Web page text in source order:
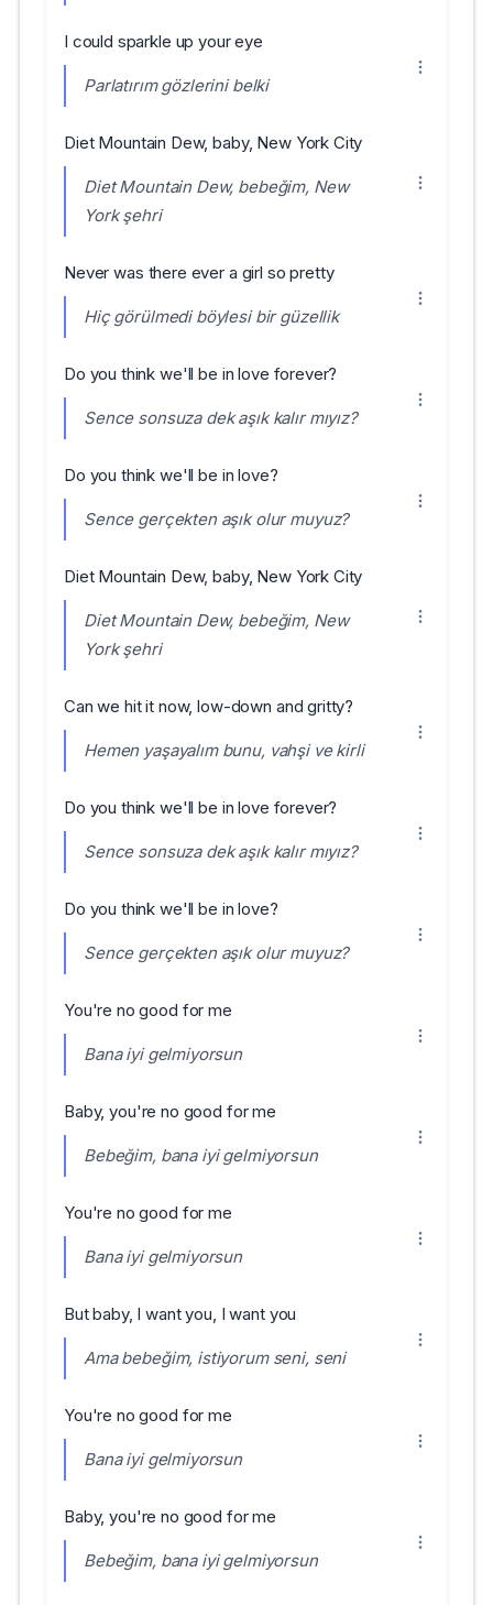
I could sparkle up your eye
Parlatırım gözlerini belki
Diet Mountain Dew, baby, New York City
Diet Mountain Dew, bebeğim, New
York şehri
Never was there ever a girl so pretty
Hiç görülmedi böylesi bir güzellik
Do you think we'll be in love forever?
Sence sonsuza dek aşık kalır mıyız?
Do you think we'll be in love?
Sence gerçekten aşık olur muyuz?
Diet Mountain Dew, baby, New York City
Diet Mountain Dew, bebeğim, New
York şehri
Can we hit it now, low-down and gritty?
Hemen yaşayalım bunu, vahşi ve kirli
Do you think we'll be in love forever?
Sence sonsuza dek aşık kalır mıyız?
Do you think we'll be in love?
Sence gerçekten aşık olur muyuz?
You're no good for me
Bana iyi gelmiyorsun
Baby, you're no good for me
Bebeğim, bana iyi gelmiyorsun
You're no good for me
Bana iyi gelmiyorsun
But baby, I want you, I want you
Ama bebeğim, istiyorum seni, seni
You're no good for me
Bana iyi gelmiyorsun
Baby, you're no good for me
Bebeğim, bana iyi gelmiyorsun